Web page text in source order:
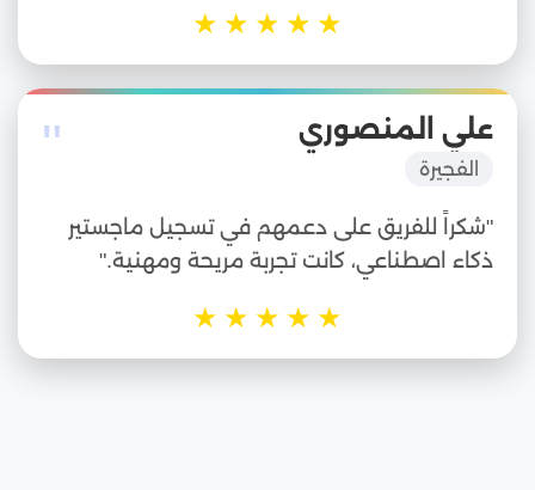
★
★
★
★
★
" علي المنصوري
الفجيرة
"شكراً للفريق على دعمهم في تسجيل ماجستير
ذكاء اصطناعي، كانت تجربة مريحة ومهنية."
★
★
★
★
★